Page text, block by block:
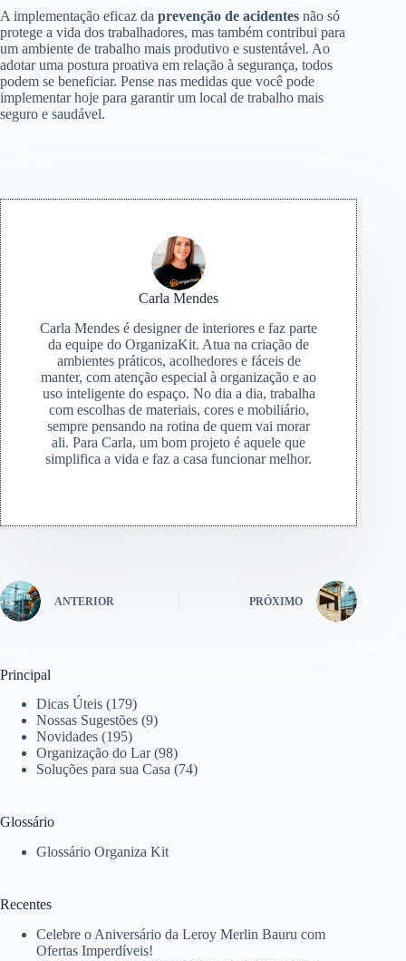
A implementação eficaz da prevenção de acidentes não só
protege a vida dos trabalhadores, mas também contribui para
um ambiente de trabalho mais produtivo e sustentável. Ao
adotar uma postura proativa em relação à segurança, todos
podem se beneficiar. Pense nas medidas que você pode
implementar hoje para garantir um local de trabalho mais
seguro e saudável.
Carla Mendes
Carla Mendes é designer de interiores e faz parte
da equipe do OrganizaKit. Atua na criação de
ambientes práticos, acolhedores e fáceis de
manter, com atenção especial à organização e ao
uso inteligente do espaço. No dia a dia, trabalha
com escolhas de materiais, cores e mobiliário,
sempre pensando na rotina de quem vai morar
ali. Para Carla, um bom projeto é aquele que
simplifica a vida e faz a casa funcionar melhor.
ANTERIOR PRÓXIMO
Principal
Dicas Úteis (179)
Nossas Sugestões (9)
Novidades (195)
Organização do Lar(98)
Soluções para sua Casa (74)
Glossário
Glossário Organiza Kit
Recentes
Celebre o Aniversário da Leroy Merlin Bauru com
Ofertas Imperdíveis!